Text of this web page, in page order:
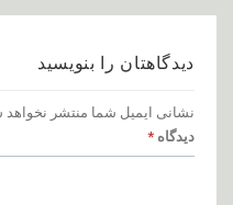
دیدگاهتان را بنویسید
نشانی ایمیل شما منتشر نخواهد
دیدگاه *